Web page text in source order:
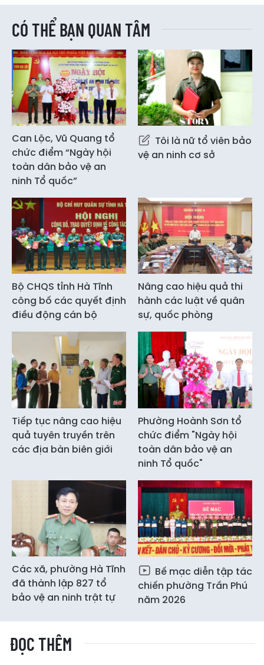
CÓ THỂ BẠN QUAN TÂM
Can Lộc, Vũ Quang tổ
chức điểm “Ngày hội
toàn dân bảo vệ an
ninh Tổ quốc”
Tôi là nữ tổ viên bảo
vệ an ninh cơ sở
Bộ CHQS tỉnh Hà Tĩnh
công bố các quyết định
điều động cán bộ
Nâng cao hiệu quả thi
hành các luật về quân
sự, quốc phòng
Tiếp tục nâng cao hiệu
quả tuyên truyền trên
các địa bàn biên giới
Phường Hoành Sơn tổ
chức điểm "Ngày hội
toàn dân bảo vệ an
ninh Tổ quốc"
Các xã, phường Hà Tĩnh
đã thành lập 827 tổ
bảo vệ an ninh trật tự
Bế mạc diễn tập tác
chiến phường Trần Phú
năm 2026
ĐỌC THÊM